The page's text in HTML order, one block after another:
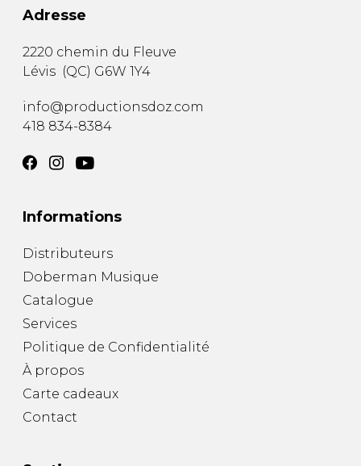
Adresse
2220 chemin du Fleuve
Lévis (QC) G6W 1Y4
info@productionsdoz.com
418 834-8384
Informations
Distributeurs
Doberman Musique
Catalogue
Services
Politique de Confidentialité
À propos
Carte cadeaux
Contact